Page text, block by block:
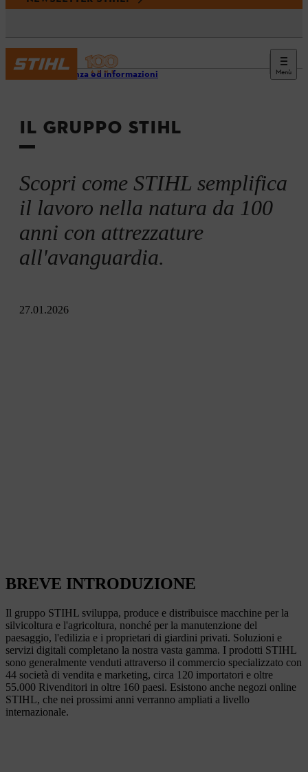
Menù
Assistenza ed informazioni
IL GRUPPO STIHL
Scopri come STIHL semplifica
il lavoro nella natura da 100
anni con attrezzature
all'avanguardia.
27.01.2026
BREVE INTRODUZIONE
Il gruppo STIHL sviluppa, produce e distribuisce macchine per la
silvicoltura e l'agricoltura, nonché per la manutenzione del
paesaggio, l'edilizia e i proprietari di giardini privati. Soluzioni e
servizi digitali completano la nostra vasta gamma. I prodotti STIHL
sono generalmente venduti attraverso il commercio specializzato con
44 società di vendita e marketing, circa 120 importatori e oltre
55.000 Rivenditori in oltre 160 paesi. Esistono anche negozi online
STIHL, che nei prossimi anni verranno ampliati a livello
internazionale.